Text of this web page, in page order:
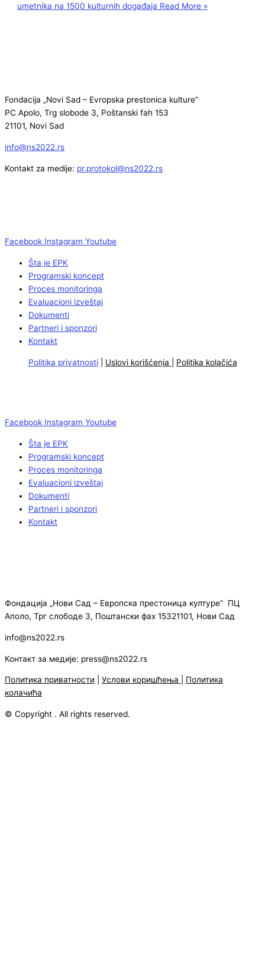
umetnika na 1500 kulturnih događaja Read More »
Fondacija „Novi Sad – Evropska prestonica kulture”
PC Apolo, Trg slobode 3, Poštanski fah 153
21101, Novi Sad
info@ns2022.rs
Kontakt za medije: pr.protokol@ns2022.rs
Facebook Instagram Youtube
Šta je EPK
Programski koncept
Proces monitoringa
Evaluacioni izveštaj
Dokumenti
Partneri i sponzori
Kontakt
Politika privatnosti| Uslovi korišćenja Politika kolačića
Facebook Instagram Youtube
Šta je EPK
Programski koncept
Proces monitoringa
Evaluacioni izveštaj
Dokumenti
Partneri i sponzori
Kontakt
Фондација „Нови Сад – Европска престоница културе” ПЦ
Аполо, Трг слободе 3, Поштански фах 15321101, Нови Сад
info@ns2022.rs
Контакт за медије: press@ns2022.rs
Политика приватности Услови коришћења
Политика
колачића
© Copyright . All rights reserved.